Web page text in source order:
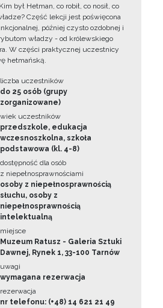
był Hetman, co robił, co nosił, co
Część lekcji jest poświęcona
później czysto ozdobnej i
władzy - od królewskiego
W części praktycznej uczestnicy
hetmańską.
liczba uczestników
do 25 osób (grupy
zorganizowane)
wiek uczestników
przedszkole, edukacja
wczesnoszkolna, szkoła
podstawowa (kl. 4-8)
dostępność dla osób
z niepełnosprawnościami
osoby z niepełnosprawnością
słuchu, osoby z
niepełnosprawnością
intelektualną
miejsce
Muzeum Ratusz - Galeria Sztuki
Dawnej, Rynek 1, 33-100 Tarnów
uwagi
wymagana rezerwacja
rezerwacja
nr telefonu: (+48) 14 621 21 49